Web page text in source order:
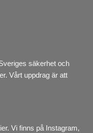
säkerhet och
Vårt uppdrag är att
Vi finns på Instagram,